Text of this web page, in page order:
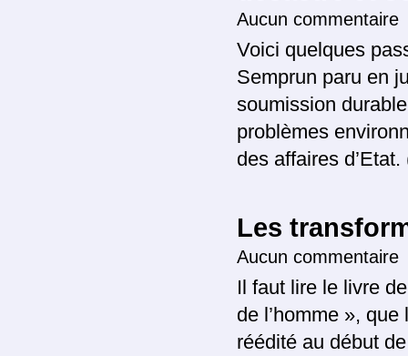
Aucun commentaire
Voici quelques
Semprun paru en
soumission
problèmes
des affaires
Les
Aucun commentaire
Il faut lire le livre
de l’homme »,
réédité au début